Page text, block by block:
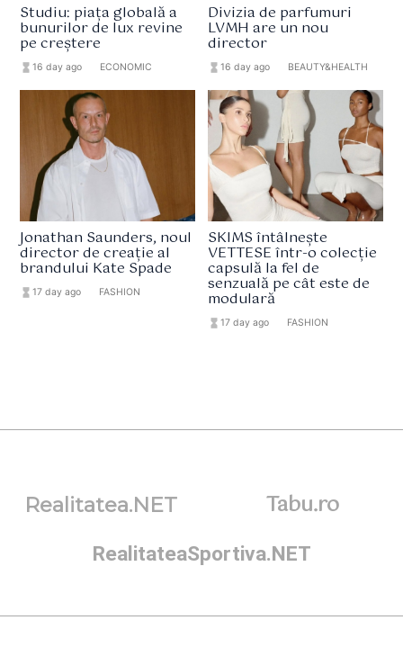
Studiu: piața globală a
bunurilor de lux revine
pe creștere
hourglass_full16 day ago ECONOMIC
Divizia de parfumuri
LVMH are un nou
director
hourglass_full 16 day ago BEAUTY&HEALTH
Jonathan Saunders, noul
director de creație al
brandului Kate Spade
hourglass_full17 day ago FASHION
SKIMS întâlnește
VETTESE într-o colecție
capsulă la fel de
senzuală pe cât este de
modulară
hourglass_full 17 day ago FASHION
Realitatea.NET Tabu.ro
RealitateaSportiva.NET